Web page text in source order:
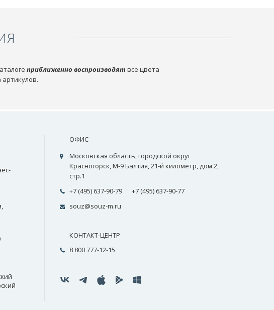
приближенно воспроизводят все цвета
ОФИС
Московская область, городской округ
Красногорск, М-9 Балтия, 21-й километр, дом 2,
стр.1
+7 (495) 637-90-79
+7 (495) 637-90-77
souz@souz-m.ru
КОНТАКТ-ЦЕНТР
8 800 777-12-15